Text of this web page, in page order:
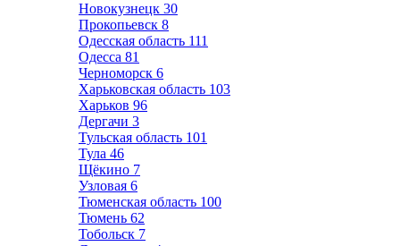
Новокузнецк 30
Прокопьевск 8
Одесская область 111
Одесса 81
Черноморск 6
Харьковская область 103
Харьков 96
Дергачи 3
Тульская область 101
Тула 46
Щёкино 7
Узловая 6
Тюменская область 100
Тюмень 62
Тобольск 7